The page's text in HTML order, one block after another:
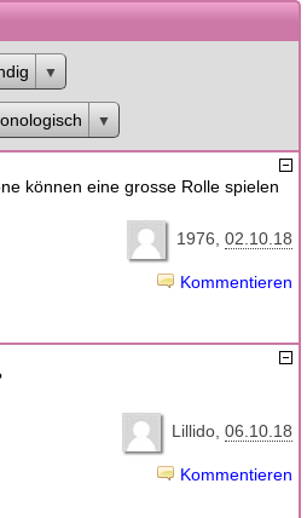
können eine grosse Rolle spielen
1976 02.10.18
Kommentieren
Lillido 06.10.18
Kommentieren